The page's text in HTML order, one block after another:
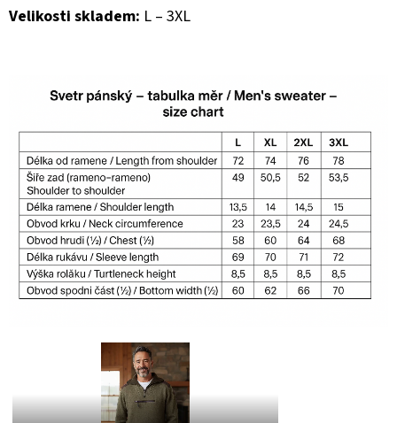
Velikosti skladem: L – 3XL